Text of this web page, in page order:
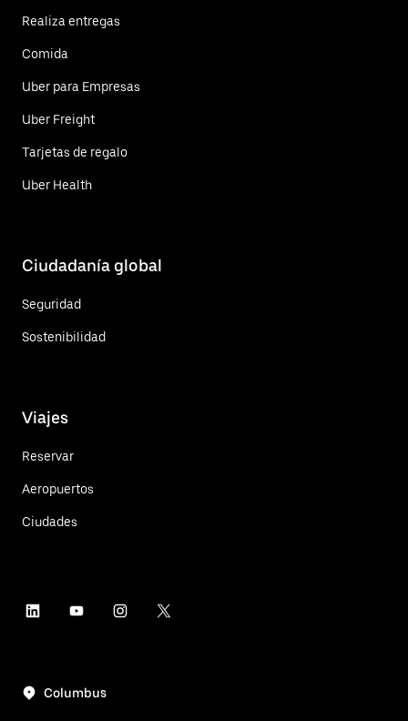
Realiza entregas
Comida
Uber para Empresas
Uber Freight
Tarjetas de regalo
Uber Health
Ciudadanía global
Seguridad
Sostenibilidad
Viajes
Reservar
Aeropuertos
Ciudades
Columbus